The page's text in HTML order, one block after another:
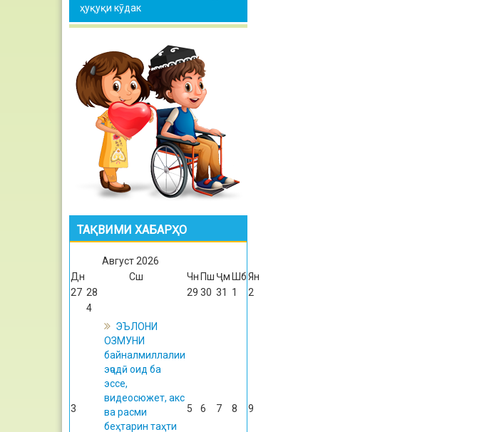
ҳуқуқи кӯдак
ТАҚВИМИ ХАБАРҲО
Август 2026
Дн
Сш Чн Пш Ҷм ШбЯн
27 28 29 30 31 1 2
3
4
ЭЪЛОНИ
ОЗМУНИ
байналмиллалии
эҷодӣ оид ба
эссе,
видеосюжет, акс
ва расми
беҳтарин таҳти
5 6 7 8 9